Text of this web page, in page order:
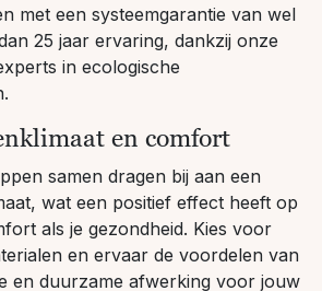
met een systeemgarantie van wel
25 jaar ervaring, dankzij onze
in ecologische
en comfort
samen dragen bij aan een
wat een positief effect heeft op
als je gezondheid. Kies voor
en ervaar de voordelen van
en duurzame afwerking voor jouw